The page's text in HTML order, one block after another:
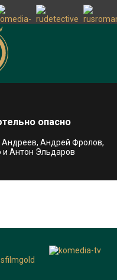
опасно
Андреев, Андрей Фролов,
Антон Эльдаров